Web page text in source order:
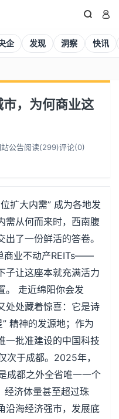
 
企 发现 洞察 快讯
，为何商业这
站公告阅读(299)评论(0)
扩大内需” 成为各地发
需从何而来时，西南腹
了一份鲜活的答卷。
商业不动产REITs——
子让这座本就充满活力
。 走近绵阳你会发
处处藏着惊喜：它是诗
精神的发源地；作为
一批准建设的中国科技
次于成都。2025年，
成都之外全省唯一一个
经济体量甚至超过珠
沿海经济强市，发展底